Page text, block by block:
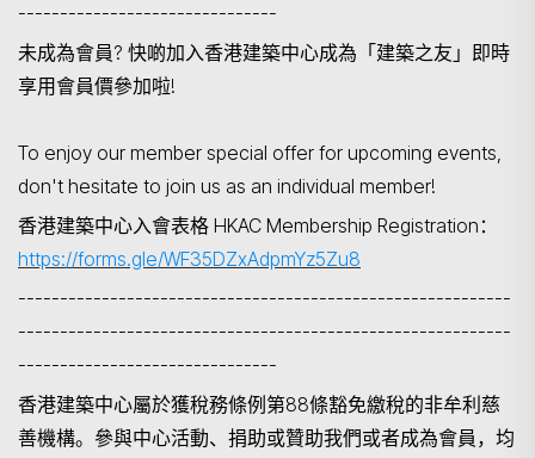
-------------------------------
未成為會員? 快啲加入香港建築中心成為「建築之友」即時
享用會員價參加啦!
To enjoy our member special offer for upcoming events,
don't hesitate to join us as an individual member!
香港建築中心入會表格 HKAC Membership Registration：
https://forms.gle/WF35DZxAdpmYz5Zu8
-----------------------------------------------------------
-----------------------------------------------------------
-------------------------------
香港建築中心屬於獲稅務條例第88條豁免繳稅的非牟利慈
善機構。參與中心活動、捐助或贊助我們或者成為會員，均